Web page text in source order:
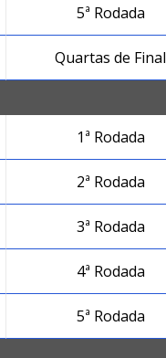
5ª Rodada
Quartas de Final
1ª Rodada
2ª Rodada
3ª Rodada
4ª Rodada
5ª Rodada